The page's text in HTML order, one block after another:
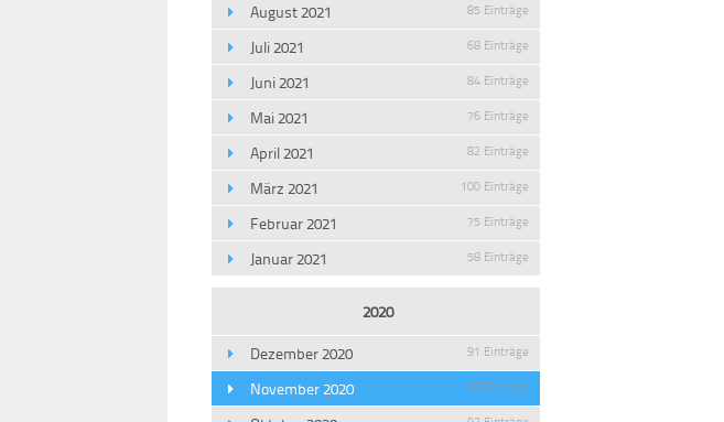
August 2021 85 Einträge
Juli 2021 68 Einträge
Juni 2021 84 Einträge
Mai 2021 76 Einträge
April 2021 82 Einträge
März 2021 100 Einträge
Februar 2021 75 Einträge
Januar 2021 58 Einträge
2020
Dezember 2020
91 Einträge
November 2020 68 Einträge